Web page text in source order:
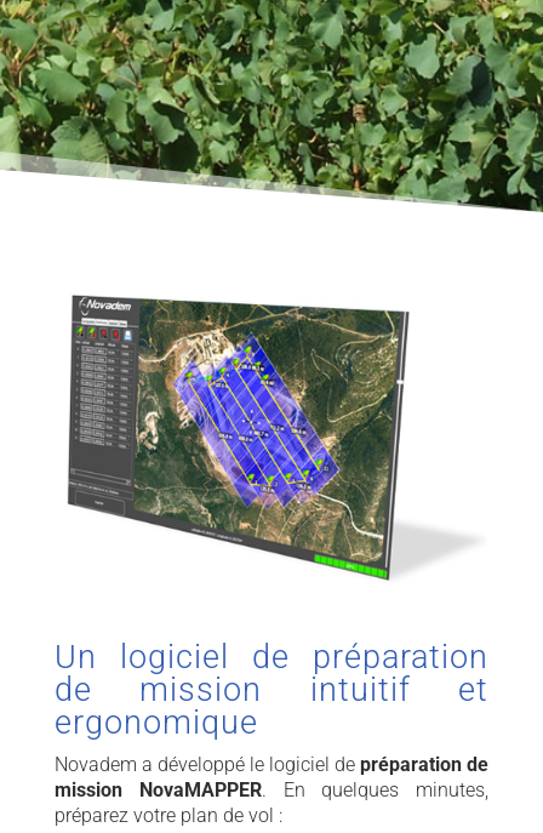
Un logiciel de préparation
de mission intuitif et
ergonomique
Novadem a développé le logiciel depréparation de
mission NovaMAPPER. En quelques minutes,
préparez votre plan de vol :